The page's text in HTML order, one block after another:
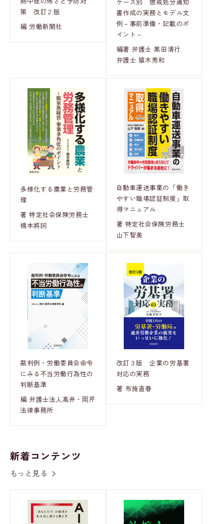
策 改訂２版
編 労働新聞社
書作成の実務とモデル文
例－事前準備・記載のポ
イント－
編著 弁護士 黒田清行
弁護士 猿木秀和
多様化する農業と労務管
理
著 特定社会保険労務士
橋本將詞
自動車運送事業の「働き
やすい職場認証制度」取
得マニュアル
著 特定社会保険労務士
山下智美
裁判例・労働委員会命令
にみる不当労働行為性の
判断基準
編 弁護士法人髙井・岡芹
法律事務所
改訂３版 企業の労基署
対応の実務
著 布施直春
新着コンテンツ
もっと見る